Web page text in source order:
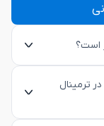
است؟
ترمینال